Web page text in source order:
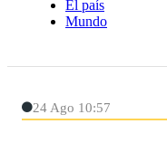
El país
Mundo
24 Ago 10:57